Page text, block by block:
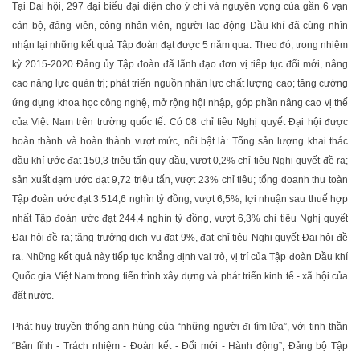
Tại Đại hội, 297 đại biểu đại diện cho ý chí và nguyện vọng của gần 6 vạn
cán bộ, đảng viên, công nhân viên, người lao động Dầu khí đã cùng nhìn
nhận lại những kết quả Tập đoàn đạt được 5 năm qua. Theo đó, trong nhiệm
kỳ 2015-2020 Đảng ủy Tập đoàn đã lãnh đạo đơn vị tiếp tục đổi mới, nâng
cao năng lực quản trị; phát triển nguồn nhân lực chất lượng cao; tăng cường
ứng dụng khoa học công nghệ, mở rộng hội nhập, góp phần nâng cao vị thế
của Việt Nam trên trường quốc tế. Có 08 chỉ tiêu Nghị quyết Đại hội được
hoàn thành và hoàn thành vượt mức, nổi bật là: Tổng sản lượng khai thác
dầu khí ước đạt 150,3 triệu tấn quy dầu, vượt 0,2% chỉ tiêu Nghị quyết đề ra;
sản xuất đạm ước đạt 9,72 triệu tấn, vượt 23% chỉ tiêu; tổng doanh thu toàn
Tập đoàn ước đạt 3.514,6 nghìn tỷ đồng, vượt 6,5%; lợi nhuận sau thuế hợp
nhất Tập đoàn ước đạt 244,4 nghìn tỷ đồng, vượt 6,3% chỉ tiêu Nghị quyết
Đại hội đề ra; tăng trưởng dịch vụ đạt 9%, đạt chỉ tiêu Nghị quyết Đại hội đề
ra. Những kết quả này tiếp tục khẳng định vai trò, vị trí của Tập đoàn Dầu khí
Quốc gia Việt Nam trong tiến trình xây dựng và phát triển kinh tế - xã hội của
đất nước.
Phát huy truyền thống anh hùng của “những người đi tìm lửa”, với tinh thần
“Bản lĩnh - Trách nhiệm - Đoàn kết - Đổi mới - Hành động”, Đảng bộ Tập